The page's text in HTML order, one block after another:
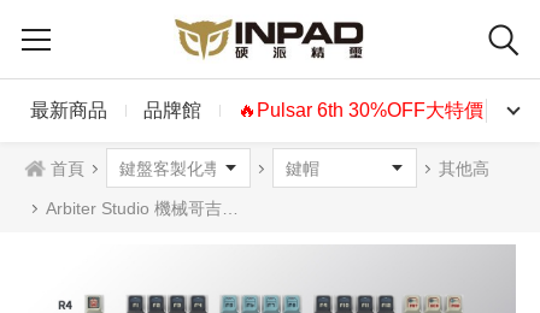
最新商品 品牌館 🔥Pulsar 6th 30%OFF大特價🔥
首頁 其他高
Arbiter Studio 機械哥吉拉 PBT熱昇華 鍵帽組(157鍵)